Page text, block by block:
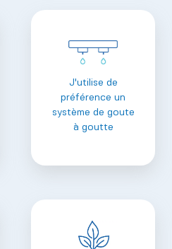
J'utilise de
préférence un
système de goute
à goutte